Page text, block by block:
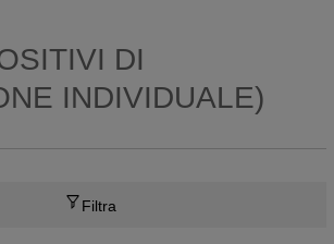
DI
INDIVIDUALE)
Filtra